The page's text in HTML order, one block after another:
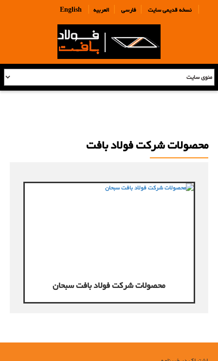
English | نسخه قدیمی سایت| فارسی| العربیه |
محصولات شرکت فولاد بافت
محصولات شرکت فولاد بافت سبحان